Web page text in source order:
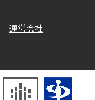
運営会社